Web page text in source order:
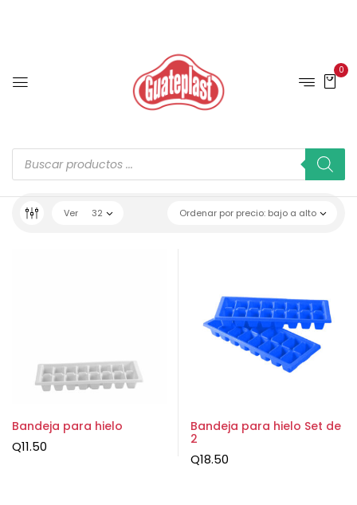
0
Ordenar por precio: bajo a alto
Ver 32
Bandeja para hielo
Q11.50
Bandeja para hielo Set de
2
Q18.50